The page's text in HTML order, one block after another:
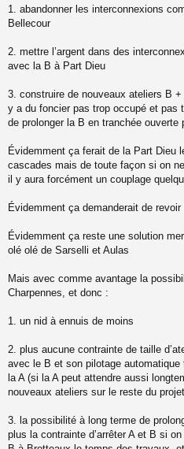
1. abandonner les interconnexions
Bellecour
2. mettre l’argent dans des
avec la B à Part Dieu
3. construire de nouveaux ateliers B
y a du foncier pas trop occupé et pas
de prolonger la B en tranchée
Évidemment ça ferait de la Part Dieu
cascades mais de toute façon si on
il y aura forcément un couplage
Évidemment ça demanderait de
Évidemment ça reste une solution
olé olé de Sarselli et Aulas
Mais avec comme avantage la
Charpennes, et donc :
1. un nid à ennuis de moins
2. plus aucune contrainte de taille
avec le B et son pilotage
la A (si la A peut attendre aussi
nouveaux ateliers sur le reste du
3. la possibilité à long terme de
plus la contrainte d’arrêter A et B si